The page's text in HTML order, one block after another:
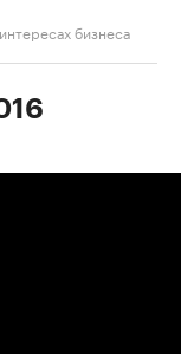
бизнеса